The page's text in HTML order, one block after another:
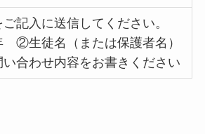
記入に送信してください。
②生徒名（または保護者名）
わせ内容をお書きください